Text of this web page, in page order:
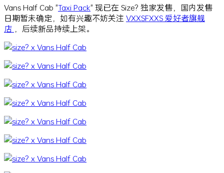
Vans Half Cab "Taxi Pack" 现已在 Size? 独家发售，国内发售
日期暂未确定，如有兴趣不妨关注 VXXSFXXS 爱好者旗舰
店
，后续新品持续上架。